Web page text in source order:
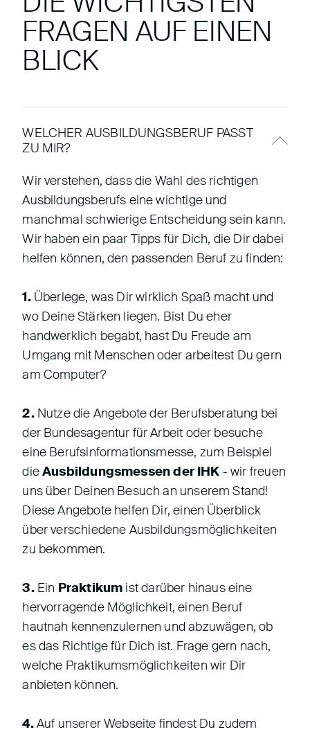
FRAGEN AUF EINEN
BLICK
WELCHER AUSBILDUNGSBERUF PASST
ZU MIR?
Wir verstehen, dass die Wahl des richtigen
Ausbildungsberufs eine wichtige und
manchmal schwierige Entscheidung sein kann.
Wir haben ein paar Tipps für Dich, die Dir dabei
helfen können, den passenden Beruf zu finden:
1.Überlege, was Dir wirklich Spaß macht und
wo Deine Stärken liegen. Bist Du eher
handwerklich begabt, hast Du Freude am
Umgang mit Menschen oder arbeitest Du gern
am Computer?
2.Nutze die Angebote der Berufsberatung bei
der Bundesagentur für Arbeit oder besuche
eine Berufsinformationsmesse, zum Beispiel
dieAusbildungsmessen der IHK - wir freuen
uns über Deinen Besuch an unserem Stand!
Diese Angebote helfen Dir, einen Überblick
über verschiedene Ausbildungsmöglichkeiten
zu bekommen.
3. Ein Praktikum ist darüber hinaus eine
hervorragende Möglichkeit, einen Beruf
hautnah kennenzulernen und abzuwägen, ob
es das Richtige für Dich ist. Frage gern nach,
welche Praktikumsmöglichkeiten wir Dir
anbieten können.
4.Auf unserer Webseite findest Du zudem